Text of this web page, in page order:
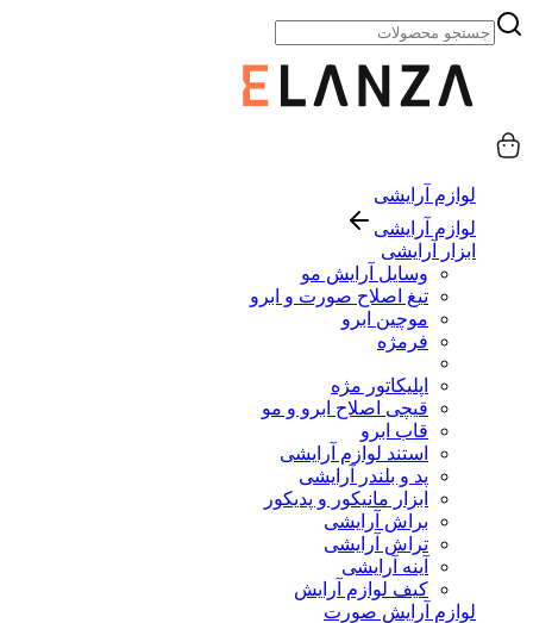
لوازم آرایشی
لوازم آرایشی
ابزار آرایشی
وسایل آرایش مو
تیغ اصلاح صورت و ابرو
موچین ابرو
فرمژه
اپلیکاتور مژه
قیچی اصلاح ابرو و مو
قاب ابرو
استند لوازم آرایشی
پد و بلندر آرایشی
ابزار مانیکور و پدیکور
براش آرایشی
تراش آرایشی
آینه آرایشی
کیف لوازم آرایش
لوازم آرایش صورت